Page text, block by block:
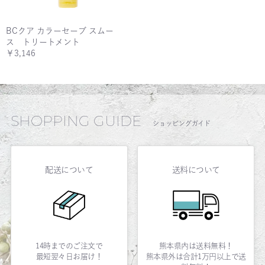
BCクア カラーセーブ スムー
ス トリートメント
￥3,146
SHOPPING GUIDE ショッピングガイド
配送について
14時までのご注文で
最短翌々日お届け！
送料について
熊本県内は送料無料！
熊本県外は合計1万円以上で送